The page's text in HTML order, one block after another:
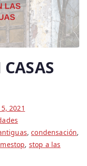
2021
,condensación,
, stop a las